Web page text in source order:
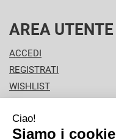
AREA UTENTE
ACCEDI
REGISTRATI
WISHLIST
NEWSLETTER